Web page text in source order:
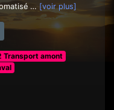
… [voir plus]
Transport amont